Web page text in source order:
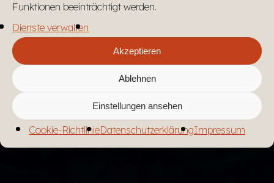
Funktionen beeinträchtigt werden.
Dienste verwalten
Akzeptieren
Ablehnen
Einstellungen ansehen
Cookie-RichtlinieDatenschutzerklärungImpressum